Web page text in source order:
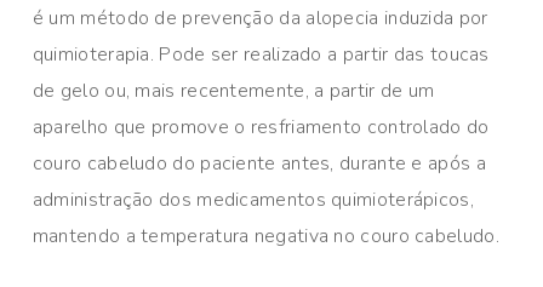
é um método de prevenção da alopecia induzida por
quimioterapia. Pode ser realizado a partir das toucas
de gelo ou, mais recentemente, a partir de um
aparelho que promove o resfriamento controlado do
couro cabeludo do paciente antes, durante e após a
administração dos medicamentos quimioterápicos,
mantendo a temperatura negativa no couro cabeludo.